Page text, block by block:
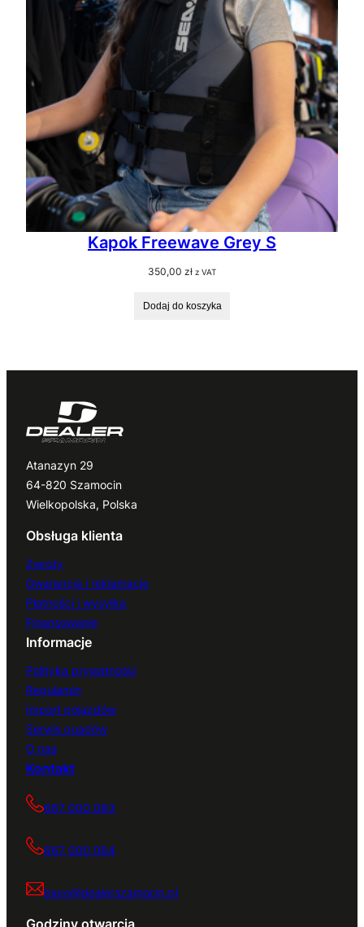
Kapok Freewave Grey S
350,00 zł z VAT
Dodaj do koszyka
Atanazyn 29
64-820 Szamocin
Wielkopolska, Polska
Obsługa klienta
Zwroty
Gwarancja i reklamacje
Płatności i wysyłka
Finansowanie
Informacje
Polityka prywatności
Regulamin
Import pojazdów
Serwis quadów
O nas
Kontakt
667 000 083
667 000 084
biuro@dealerszamocin.pl